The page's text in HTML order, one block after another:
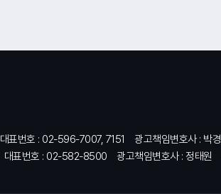
대표번호 : 02-596-7007, 7151 광고책임변호사 : 박
대표번호 : 02-582-8500 광고책임변호사 : 정태원